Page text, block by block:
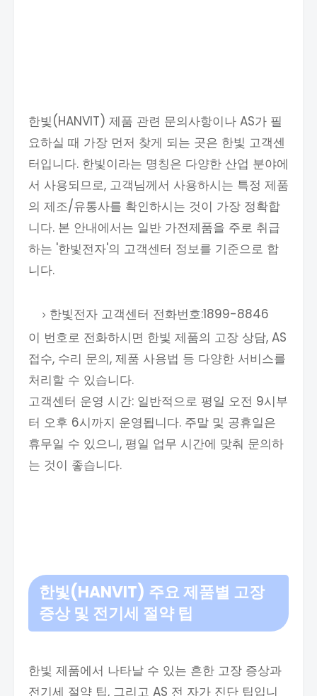
한빛(HANVIT) 제품 관련 문의사항이나 AS가 필
요하실 때 가장 먼저 찾게 되는 곳은 한빛 고객센
터입니다. 한빛이라는 명칭은 다양한 산업 분야에
서 사용되므로, 고객님께서 사용하시는 특정 제품
의 제조/유통사를 확인하시는 것이 가장 정확합
니다. 본 안내에서는 일반 가전제품을 주로 취급
하는 '한빛전자'의 고객센터 정보를 기준으로 합
니다.
한빛전자 고객센터 전화번호:1899-8846
이 번호로 전화하시면 한빛 제품의 고장 상담, AS
접수, 수리 문의, 제품 사용법 등 다양한 서비스를
처리할 수 있습니다.
고객센터 운영 시간: 일반적으로 평일 오전 9시부
터 오후 6시까지 운영됩니다. 주말 및 공휴일은
휴무일 수 있으니, 평일 업무 시간에 맞춰 문의하
는 것이 좋습니다.
한빛(HANVIT) 주요 제품별 고장
증상 및 전기세 절약 팁
한빛 제품에서 나타날 수 있는 흔한 고장 증상과
전기세 절약 팁, 그리고 AS 전 자가 진단 팁입니